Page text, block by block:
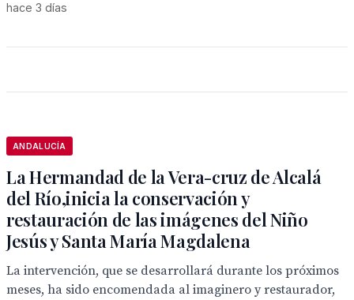
hace 3 días
ANDALUCÍA
La Hermandad de la Vera-cruz de Alcalá
del Río,inicia la conservación y
restauración de las imágenes del Niño
Jesús y Santa María Magdalena
La intervención, que se desarrollará durante los próximos
meses, ha sido encomendada al imaginero y restaurador,